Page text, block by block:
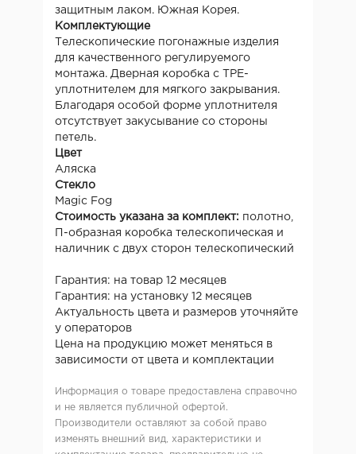
защитным лаком. Южная Корея.
Комплектующие
Телескопические погонажные изделия
для качественного регулируемого
монтажа. Дверная коробка с TPE-
уплотнителем для мягкого закрывания.
Благодаря особой форме уплотнителя
отсутствует закусывание со стороны
петель.
Цвет
Аляска
Стекло
Magic Fog
Стоимость указана за комплект: полотно,
П-образная коробка телескопическая и
наличник с двух сторон телескопический
Гарантия: на товар 12 месяцев
Гарантия: на установку 12 месяцев
Актуальность цвета и размеров уточняйте
у операторов
Цена на продукцию может меняться в
зависимости от цвета и комплектации
Информация о товаре предоставлена справочно
и не является публичной офертой.
Производители оставляют за собой право
изменять внешний вид, характеристики и